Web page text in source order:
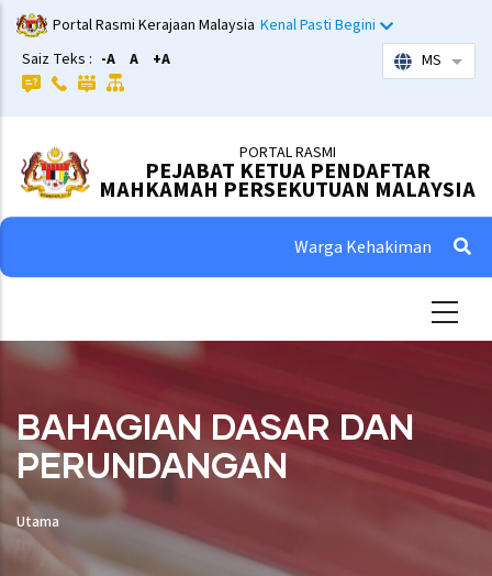
Skip
to
main
content
Portal Rasmi Kerajaan Malaysia Kenal Pasti Begini
Saiz Teks : -A A +A MS List
PORTAL RASMI
PEJABAT KETUA PENDAFTAR
MAHKAMAH PERSEKUTUAN MALAYSIA
Warga Kehakiman
BAHAGIAN DASAR DAN
PERUNDANGAN
Utama